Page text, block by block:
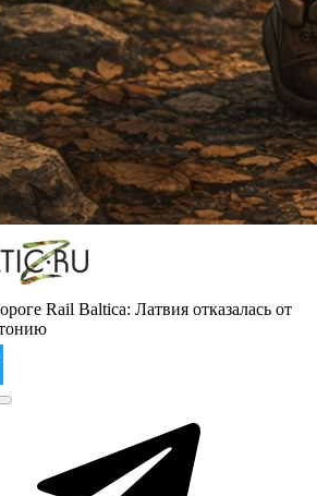
Rail Baltica: Латвия отказалась от